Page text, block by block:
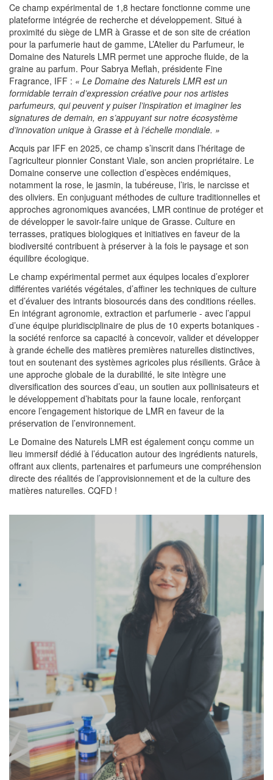
Ce champ expérimental de 1,8 hectare fonctionne comme une
plateforme intégrée de recherche et développement. Situé à
proximité du siège de LMR à Grasse et de son site de création
pour la parfumerie haut de gamme, L’Atelier du Parfumeur, le
Domaine des Naturels LMR permet une approche fluide, de la
graine au parfum. Pour Sabrya Meflah, présidente Fine
Fragrance, IFF : « Le Domaine des Naturels LMR est un
formidable terrain d’expression créative pour nos artistes
parfumeurs, qui peuvent y puiser l’inspiration et imaginer les
signatures de demain, en s’appuyant sur notre écosystème
d’innovation unique à Grasse et à l’échelle mondiale. »
Acquis par IFF en 2025, ce champ s’inscrit dans l’héritage de
l’agriculteur pionnier Constant Viale, son ancien propriétaire. Le
Domaine conserve une collection d’espèces endémiques,
notamment la rose, le jasmin, la tubéreuse, l’iris, le narcisse et
des oliviers. En conjuguant méthodes de culture traditionnelles et
approches agronomiques avancées, LMR continue de protéger et
de développer le savoir-faire unique de Grasse. Culture en
terrasses, pratiques biologiques et initiatives en faveur de la
biodiversité contribuent à préserver à la fois le paysage et son
équilibre écologique.
Le champ expérimental permet aux équipes locales d’explorer
différentes variétés végétales, d’affiner les techniques de culture
et d’évaluer des intrants biosourcés dans des conditions réelles.
En intégrant agronomie, extraction et parfumerie - avec l’appui
d’une équipe pluridisciplinaire de plus de 10 experts botaniques -
la société renforce sa capacité à concevoir, valider et développer
à grande échelle des matières premières naturelles distinctives,
tout en soutenant des systèmes agricoles plus résilients. Grâce à
une approche globale de la durabilité, le site intègre une
diversification des sources d’eau, un soutien aux pollinisateurs et
le développement d’habitats pour la faune locale, renforçant
encore l’engagement historique de LMR en faveur de la
préservation de l’environnement.
Le Domaine des Naturels LMR est également conçu comme un
lieu immersif dédié à l’éducation autour des ingrédients naturels,
offrant aux clients, partenaires et parfumeurs une compréhension
directe des réalités de l’approvisionnement et de la culture des
matières naturelles. CQFD !